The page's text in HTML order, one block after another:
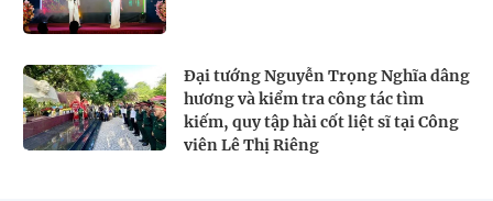
Đại tướng Nguyễn Trọng Nghĩa dâng
hương và kiểm tra công tác tìm
kiếm, quy tập hài cốt liệt sĩ tại Công
viên Lê Thị Riêng